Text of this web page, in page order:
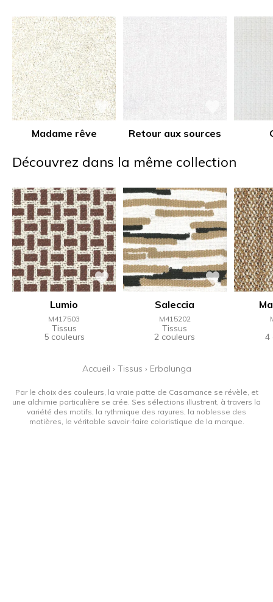
Madame rêve Retour aux sources
Découvrez dans la même collection
Lumio
M417503
Tissus
5 couleurs
Saleccia
M415202
Tissus
2 couleurs 4
Accueil › Tissus › Erbalunga
Par le choix des couleurs, la vraie patte de Casamance se révèle, et
une alchimie particulière se crée. Ses sélections illustrent, à travers la
variété des motifs, la rythmique des rayures, la noblesse des
matières, le véritable savoir-faire coloristique de la marque.